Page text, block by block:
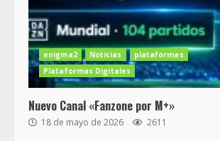
enigma2 Noticias
plataformas
Plataformas Digitales
Nuevo Canal «Fanzone por M+»
18 de mayo de 2026 2611